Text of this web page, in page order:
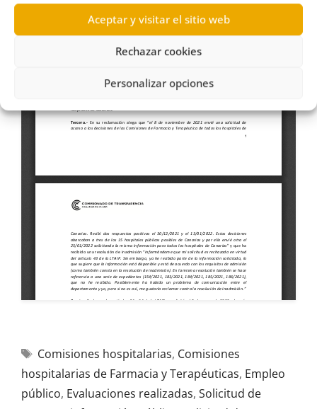
Aceptar y visitar el sitio web
Rechazar cookies
Personalizar opciones
Comisiones hospitalarias, Comisiones
hospitalarias de Farmacia y Terapéuticas, Empleo
público, Evaluaciones realizadas, Solicitud de